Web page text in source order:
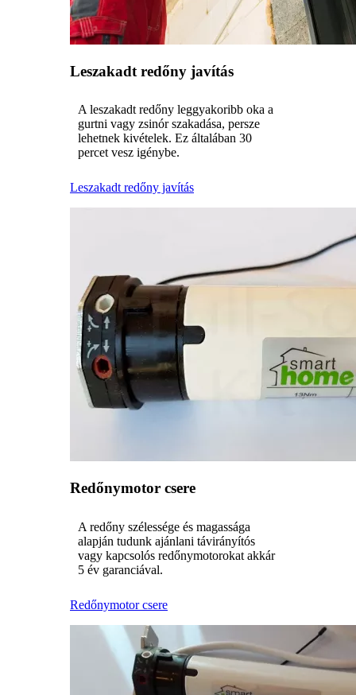
Leszakadt redőny javítás
A leszakadt redőny leggyakoribb oka a
gurtni vagy zsinór szakadása, persze
lehetnek kivételek. Ez általában 30
percet vesz igénybe.
Leszakadt redőny javítás
Redőnymotor csere
A redőny szélessége és magassága
alapján tudunk ajánlani távirányítós
vagy kapcsolós redőnymotorokat akkár
5 év garanciával.
Redőnymotor csere